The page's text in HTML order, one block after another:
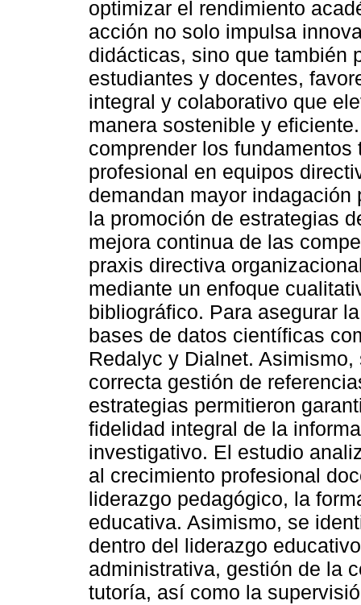
optimizar el rendimiento
acción no solo impulsa
didácticas, sino que también
estudiantes y docentes,
integral y colaborativo que
manera sostenible y
comprender los
profesional en equipos
demandan mayor
la promoción de estrategias
mejora continua de las
praxis directiva
mediante un enfoque
bibliográfico. Para asegurar
bases de datos científicas
Redalyc y Dialnet.
correcta gestión de
estrategias permitieron
fidelidad integral de la
investigativo. El estudio
al crecimiento profesional
liderazgo pedagógico, la
educativa. Asimismo, se
dentro del liderazgo
administrativa, gestión de la
tutoría, así como la